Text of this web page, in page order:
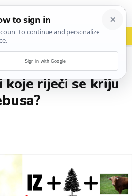
vrh! woot?!
koje riječi se kriju
Sign in with Google